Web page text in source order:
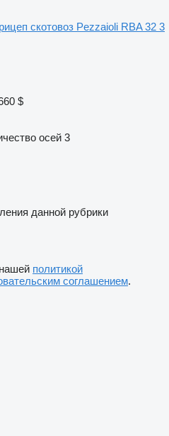
скотовоз Pezzaioli RBA 32 3
$
осей 3
данной рубрики
политикой
соглашением.